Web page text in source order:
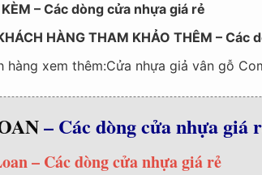
– Các dòng cửa nhựa giá rẻ
HÀNG THAM KHẢO THÊM – Các
hàng xem thêm:Cửa nhựa giả vân gỗ
– Các dòng cửa nhựa giá
– Các dòng cửa nhựa giá rẻ